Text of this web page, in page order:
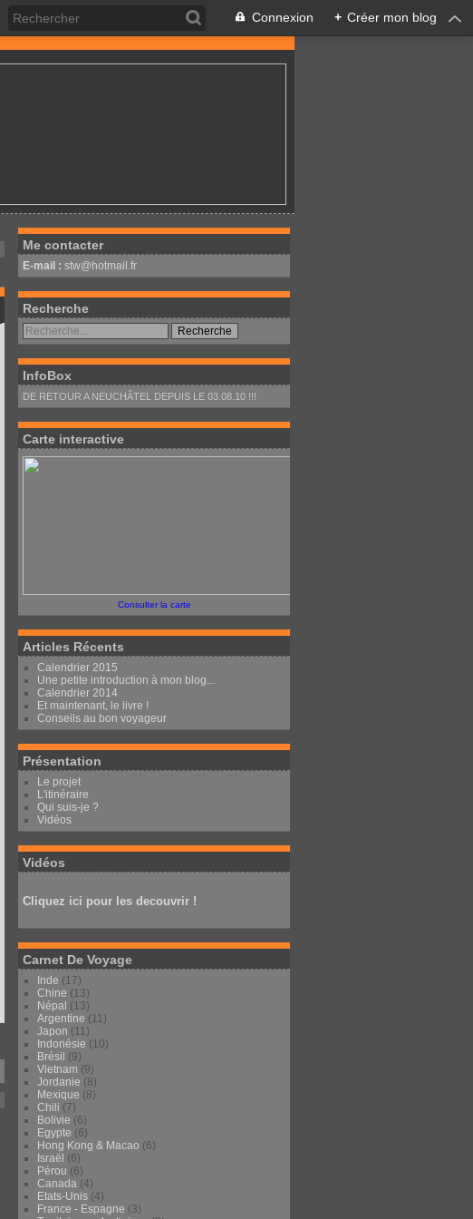
Connexion + Créer mon blog
Me contacter
E-mail : stw@hotmail.fr
Recherche
InfoBox
DE RETOUR A NEUCHÂTEL DEPUIS LE 03.08.10 !!!
Carte interactive
Consulter la carte
Articles Récents
Calendrier 2015
Une petite introduction à mon blog...
Calendrier 2014
Et maintenant, le livre !
Conseils au bon voyageur
Présentation
Le projet
L'itinéraire
Qui suis-je ?
Vidéos
Vidéos
Cliquez ici pour les decouvrir !
Carnet De Voyage
Inde (17)
Chine (13)
Népal (13)
Argentine (11)
Japon (11)
Indonésie (10)
Brésil (9)
Vietnam (9)
Jordanie (8)
Mexique (8)
Chili (7)
Bolivie (6)
Egypte (6)
Hong Kong & Macao (6)
Israël (6)
Pérou (6)
Canada (4)
Etats-Unis (4)
France - Espagne (3)